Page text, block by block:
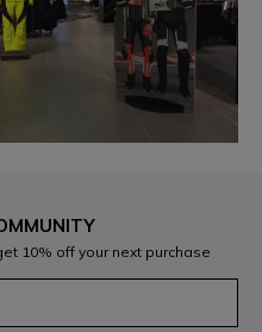
10% off your next purchase